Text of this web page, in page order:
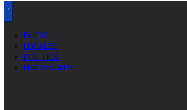
INICIO
LOCALES
POLITICA
NACIONALES